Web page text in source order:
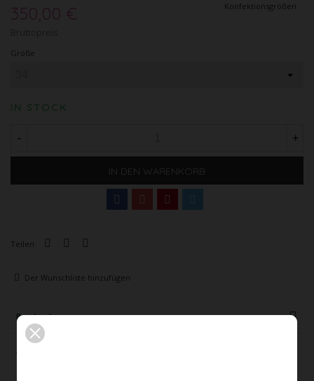
350,00 € Konfektionsgrößen
Größe
IN STOCK
- +
IN DEN WARENKORB
Teilen
Der Wunschliste hinzufügen
Beschreibung
Artikeldetails